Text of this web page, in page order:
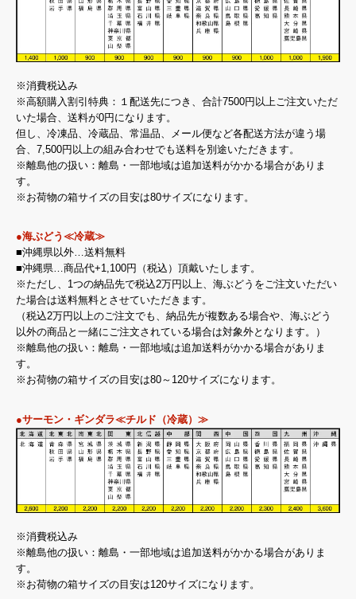
※消費税込み
※高額購入割引特典：１配送先につき、合計7500円以上ご注文いただ
いた場合、送料が0円になります。
但し、冷凍品、冷蔵品、常温品、メール便など各配送方法が違う場
合、7,500円以上の組み合わせでも送料を別途いただきます。
※離島他の扱い：離島・一部地域は追加送料がかかる場合がありま
す。
※お荷物の箱サイズの目安は80サイズになります。
●海ぶどう≪冷蔵≫
■沖縄県以外…送料無料
■沖縄県…商品代+1,100円（税込）頂戴いたします。
※ただし、1つの納品先で税込2万円以上、海ぶどうをご注文いただい
た場合は送料無料とさせていただきます。
（税込2万円以上のご注文でも、納品先が複数ある場合や、海ぶどう
以外の商品と一緒にご注文されている場合は対象外となります。）
※離島他の扱い：離島・一部地域は追加送料がかかる場合がありま
す。
※お荷物の箱サイズの目安は80～120サイズになります。
●サーモン・ギンダラ≪チルド（冷蔵）≫
※消費税込み
※離島他の扱い：離島・一部地域は追加送料がかかる場合がありま
す。
※お荷物の箱サイズの目安は120サイズになります。